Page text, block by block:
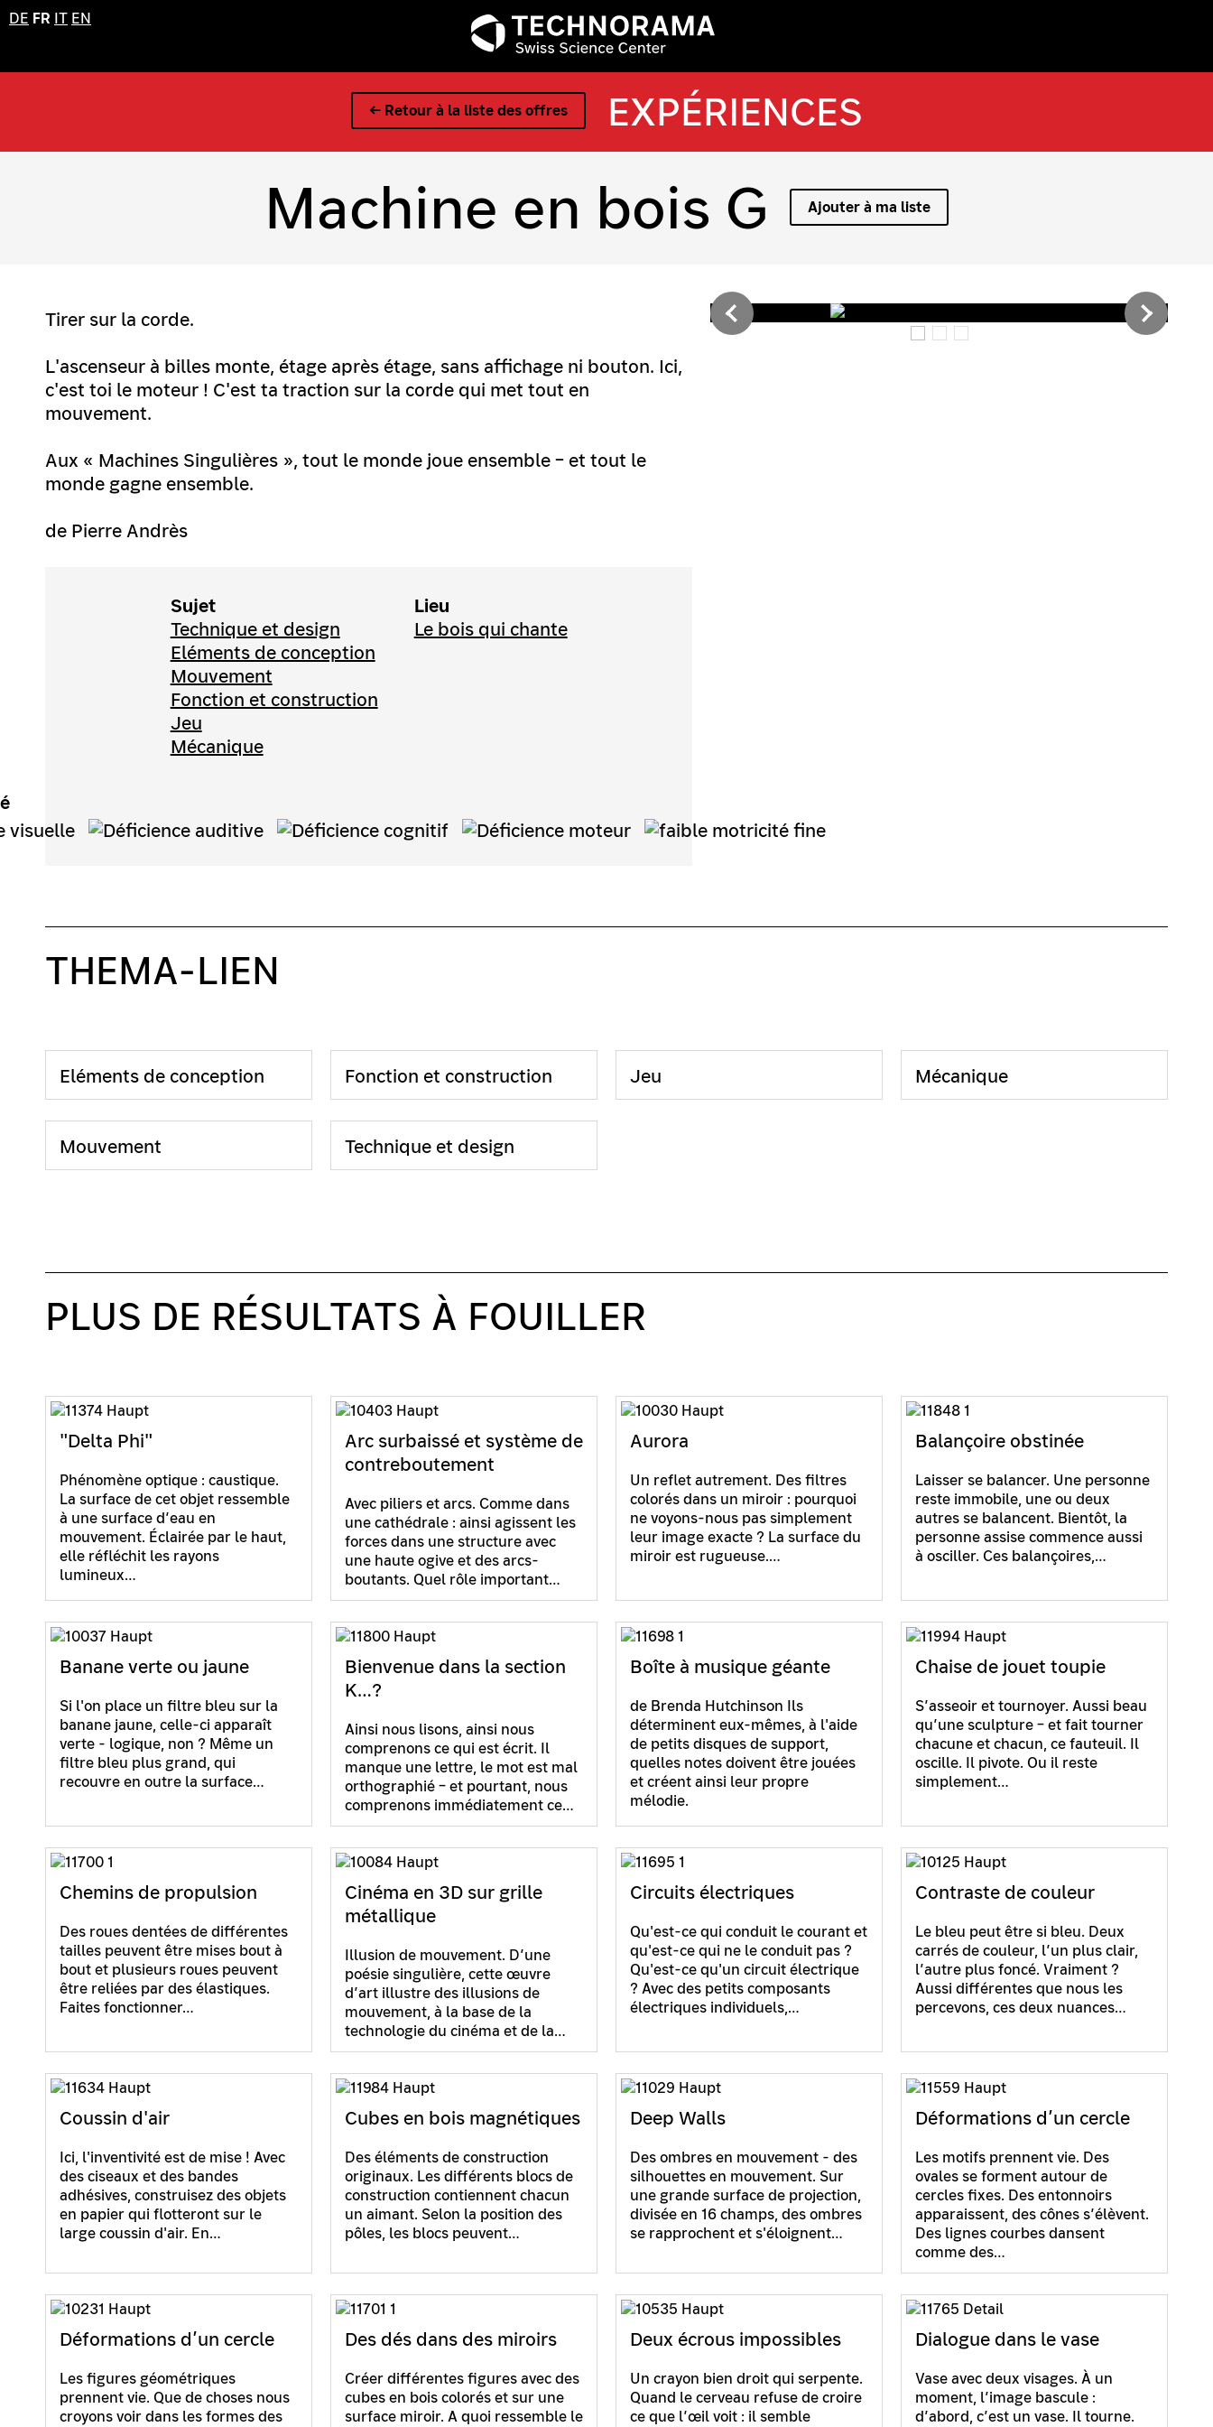
DE FR IT EN
← Retour à la liste des offres EXPÉRIENCES
Machine en bois G Ajouter à ma liste
Tirer sur la corde.
L'ascenseur à billes monte, étage après étage, sans affichage ni bouton. Ici,
c'est toi le moteur ! C'est ta traction sur la corde qui met tout en
mouvement.
Aux « Machines Singulières », tout le monde joue ensemble – et tout le
monde gagne ensemble.
de Pierre Andrès
Sujet
Technique et design
Eléments de conception
Mouvement
Fonction et construction
Jeu
Mécanique
Lieu
Le bois qui chante
THEMA-LIEN
Eléments de conception Fonction et construction Jeu Mécanique
Mouvement Technique et design
PLUS DE RÉSULTATS À FOUILLER
"Delta Phi"
Phénomène optique : caustique.
La surface de cet objet ressemble
à une surface d’eau en
mouvement. Éclairée par le haut,
elle réfléchit les rayons
lumineux…
Arc surbaissé et système de
contreboutement
Avec piliers et arcs. Comme dans
une cathédrale : ainsi agissent les
forces dans une structure avec
une haute ogive et des arcs-
boutants. Quel rôle important…
Aurora
Un reflet autrement. Des filtres
colorés dans un miroir : pourquoi
ne voyons-nous pas simplement
leur image exacte ? La surface du
miroir est rugueuse.…
Balançoire obstinée
Laisser se balancer. Une personne
reste immobile, une ou deux
autres se balancent. Bientôt, la
personne assise commence aussi
à osciller. Ces balançoires,…
Banane verte ou jaune
Si l'on place un filtre bleu sur la
banane jaune, celle-ci apparaît
verte - logique, non ? Même un
filtre bleu plus grand, qui
recouvre en outre la surface…
Bienvenue dans la section
K…?
Ainsi nous lisons, ainsi nous
comprenons ce qui est écrit. Il
manque une lettre, le mot est mal
orthographié – et pourtant, nous
comprenons immédiatement ce…
Boîte à musique géante
de Brenda Hutchinson Ils
déterminent eux-mêmes, à l'aide
de petits disques de support,
quelles notes doivent être jouées
et créent ainsi leur propre
mélodie.
Chaise de jouet toupie
S’asseoir et tournoyer. Aussi beau
qu’une sculpture – et fait tourner
chacune et chacun, ce fauteuil. Il
oscille. Il pivote. Ou il reste
simplement…
Chemins de propulsion
Des roues dentées de différentes
tailles peuvent être mises bout à
bout et plusieurs roues peuvent
être reliées par des élastiques.
Faites fonctionner…
Cinéma en 3D sur grille
métallique
Illusion de mouvement. D’une
poésie singulière, cette œuvre
d’art illustre des illusions de
mouvement, à la base de la
technologie du cinéma et de la…
Circuits électriques
Qu'est-ce qui conduit le courant et
qu'est-ce qui ne le conduit pas ?
Qu'est-ce qu'un circuit électrique
? Avec des petits composants
électriques individuels,…
Contraste de couleur
Le bleu peut être si bleu. Deux
carrés de couleur, l’un plus clair,
l’autre plus foncé. Vraiment ?
Aussi différentes que nous les
percevons, ces deux nuances…
Coussin d'air
Ici, l'inventivité est de mise ! Avec
des ciseaux et des bandes
adhésives, construisez des objets
en papier qui flotteront sur le
large coussin d'air. En…
Cubes en bois magnétiques
Des éléments de construction
originaux. Les différents blocs de
construction contiennent chacun
un aimant. Selon la position des
pôles, les blocs peuvent…
Deep Walls
Des ombres en mouvement - des
silhouettes en mouvement. Sur
une grande surface de projection,
divisée en 16 champs, des ombres
se rapprochent et s'éloignent…
Déformations d’un cercle
Les motifs prennent vie. Des
ovales se forment autour de
cercles fixes. Des entonnoirs
apparaissent, des cônes s’élèvent.
Des lignes courbes dansent
comme des…
Déformations d’un cercle
Les figures géométriques
prennent vie. Que de choses nous
croyons voir dans les formes des
Des dés dans des miroirs
Créer différentes figures avec des
cubes en bois colorés et sur une
surface miroir. A quoi ressemble le
Deux écrous impossibles
Un crayon bien droit qui serpente.
Quand le cerveau refuse de croire
ce que l’œil voit : il semble
Dialogue dans le vase
Vase avec deux visages. À un
moment, l’image bascule :
d’abord, c’est un vase. Il tourne.